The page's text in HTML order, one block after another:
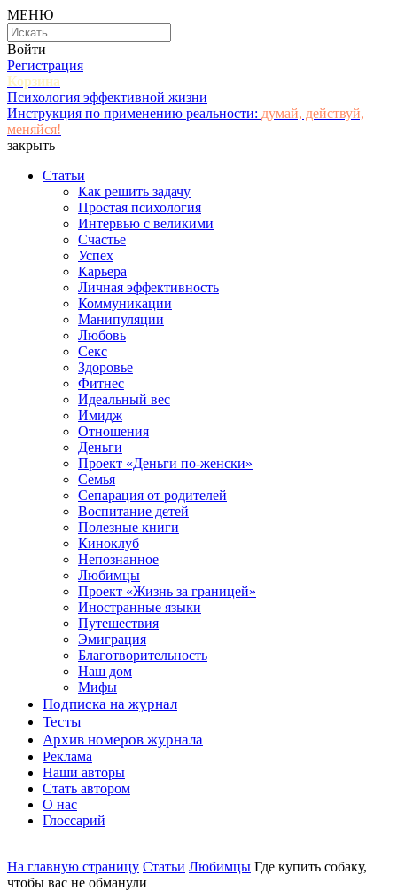
МЕНЮ
Войти
Регистрация
Корзина
Психология эффективной жизни
Инструкция по применению реальности: думай, действуй,
меняйся!
закрыть
Статьи
Как решить задачу
Простая психология
Интервью с великими
Счастье
Успех
Карьера
Личная эффективность
Коммуникации
Манипуляции
Любовь
Секс
Здоровье
Фитнес
Идеальный вес
Имидж
Отношения
Деньги
Проект «Деньги по-женски»
Семья
Сепарация от родителей
Воспитание детей
Полезные книги
Киноклуб
Непознанное
Любимцы
Проект «Жизнь за границей»
Иностранные языки
Путешествия
Эмиграция
Благотворительность
Наш дом
Мифы
Подписка на журнал
Тесты
Архив номеров журнала
Реклама
Наши авторы
Стать автором
О нас
Глоссарий
На главную страницу Статьи Любимцы Где купить собаку,
чтобы вас не обманули